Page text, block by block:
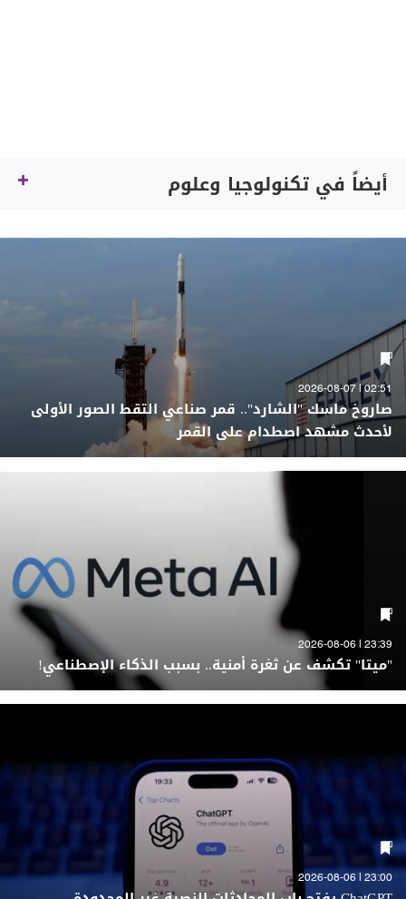
أيضاً في تكنولوجيا وعلوم
02:51 | 2026-08-07
صاروخ ماسك "الشارد".. قمر صناعي التقط الصور الأولى
لأحدث مشهد اصطدام على القمر
23:39 | 2026-08-06
"ميتا" تكشف عن ثغرة أمنية.. بسبب الذكاء الإصطناعي!
23:00 | 2026-08-06